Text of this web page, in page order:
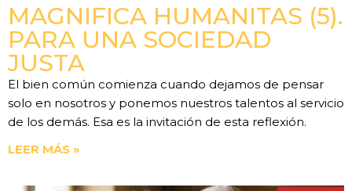
MAGNIFICA HUMANITAS (5).
PARA UNA SOCIEDAD
JUSTA
El bien común comienza cuando dejamos de pensar
solo en nosotros y ponemos nuestros talentos al servicio
de los demás. Esa es la invitación de esta reflexión.
LEER MÁS »